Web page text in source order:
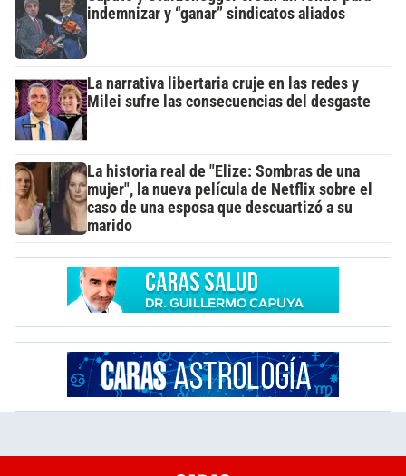
indemnizar y “ganar” sindicatos aliados
La narrativa libertaria cruje en las redes y
Milei sufre las consecuencias del desgaste
La historia real de "Elize: Sombras de una
mujer", la nueva película de Netflix sobre el
caso de una esposa que descuartizó a su
marido